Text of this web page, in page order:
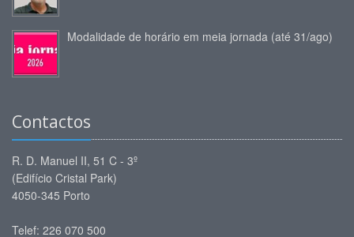
Modalidade de horário em meia jornada (até 31/ago)
Contactos
R. D. Manuel II, 51 C - 3º
(Edifício Cristal Park)
4050-345 Porto
Telef: 226 070 500